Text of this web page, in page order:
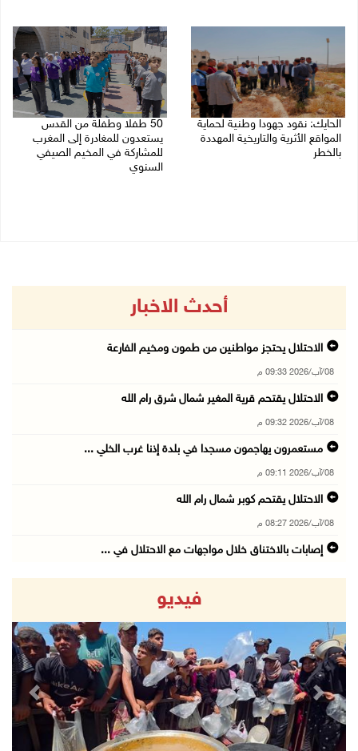
الحايك: نقود جهودا وطنية لحماية
المواقع الأثرية والتاريخية المهددة
بالخطر
50 طفلا وطفلة من القدس
يستعدون للمغادرة إلى المغرب
للمشاركة في المخيم الصيفي
السنوي
أحدث الاخبار
الاحتلال يحتجز مواطنين من طمون ومخيم الفارعة
08/آب/2026 09:33 م
الاحتلال يقتحم قرية المغير شمال شرق رام الله
08/آب/2026 09:32 م
مستعمرون يهاجمون مسجدا في بلدة إذنا غرب الخلي ...
08/آب/2026 09:11 م
الاحتلال يقتحم كوبر شمال رام الله
08/آب/2026 08:27 م
إصابات بالاختناق خلال مواجهات مع الاحتلال في ...
الاحتلال ينصب حواجز طيارة في محيط مخيم طولكرم ...
08/آب/2026 07:56 م
مستعمرون يهاجمون قرية أبو فلاح
08/آب/2026 07:07 م
مستعمرون يقتحمون بلدة بيت عور التحتا وقرية جل ...
08/آب/2026 06:39 م
فيديو
Next